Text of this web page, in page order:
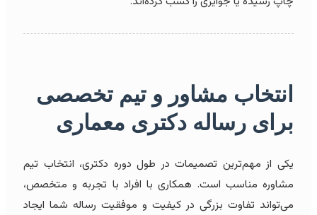
انتخاب مشاور و تیمتخصصی
برای رساله دکتری معماری
یکی از مهم‌ترین تصمیمات در طول دوره دکتری، انتخاب تیم
مشاوره مناسب است. همکاری با افراد با تجربه و متخصص،
می‌تواند تفاوت بزرگی در کیفیت و موفقیت رساله شما ایجاد